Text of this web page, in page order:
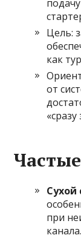
Цель:
как
от
«сразу
Сухой
при
канала.